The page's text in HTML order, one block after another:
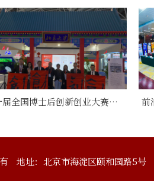
第一届全国博士后创新创业大赛北大风采
地址：北京市海淀区颐和园路5号